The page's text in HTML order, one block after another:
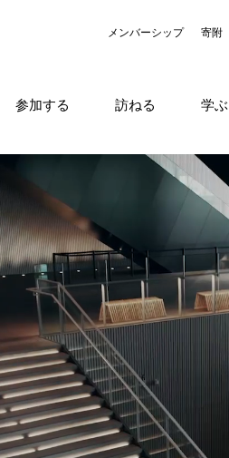
メンバーシップ 寄附
参加する 訪ねる 学ぶ